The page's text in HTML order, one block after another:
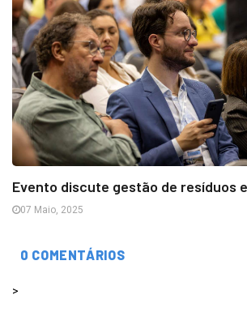
Evento discute gestão de resíduos
07 Maio, 2025
0 COMENTÁRIOS
>